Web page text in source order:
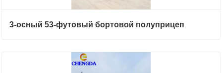
3-осный 53-футовый бортовой полуприцеп